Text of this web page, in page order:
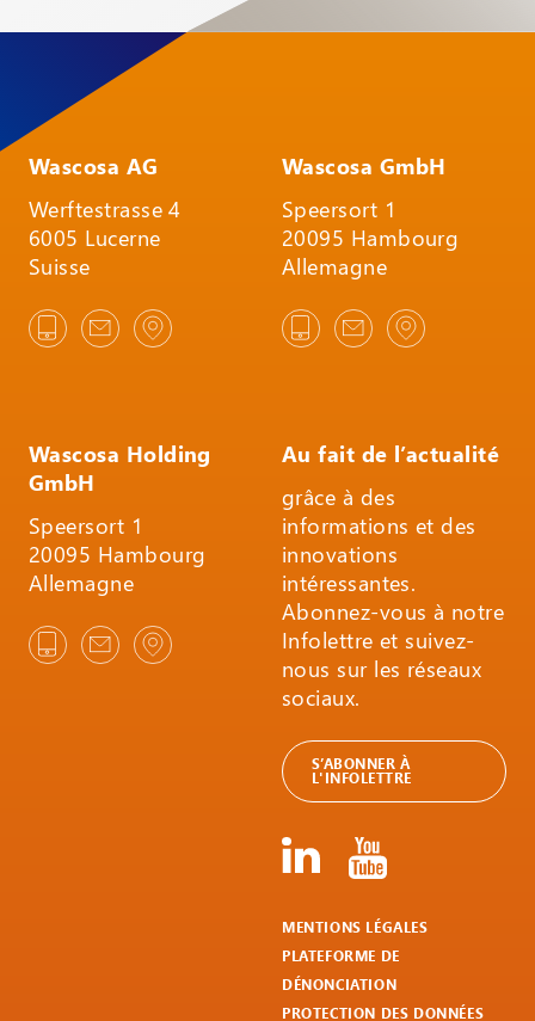
Wascosa AG
Werftestrasse 4
6005 Lucerne
Suisse
Wascosa GmbH
Speersort 1
20095 Hambourg
Allemagne
Wascosa Holding
GmbH
Speersort 1
20095 Hambourg
Allemagne
Au fait de l’actualité
grâce à des
informations et des
innovations
intéressantes.
Abonnez-vous à notre
Infolettre et suivez-
nous sur les réseaux
sociaux.
S’ABONNER À
L'INFOLETTRE
MENTIONS LÉGALES
PLATEFORME DE
DÉNONCIATION
PROTECTION DES DONNÉES